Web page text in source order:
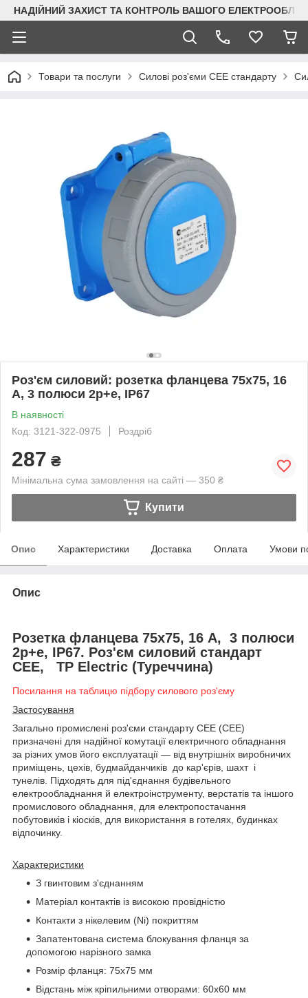
НАДІЙНИЙ ЗАХИСТ ТА КОНТРОЛЬ ВАШОГО
Товари та послуги Силові роз'єми CEE стандарту
Роз'єм силовий: розетка фланцева 75х75, 16
А, 3 полюси 2p+e, IP67
В наявності
Код: 3121-322-0975
Роздріб
287 ₴
Мінімальна сума замовлення на сайті — 350 ₴
Купити
Опис Характеристики Доставка Оплата Умови
Опис
Розетка фланцева 75х75, 16 А, 3 полюси
2p+e, IP67. Роз'єм силовий стандарт
CEE, TP Electric (Туреччина)
Посилання на таблицю підбору силового роз'єму
Застосування
Загально промислені роз'єми стандарту СЕЕ (CEE)
призначені для надійної комутації електричного обладнання
за різних умов його експлуатації — від внутрішніх виробничих
приміщень, цехів, будмайданчиків до кар'єрів, шахт і
тунелів. Підходять для під'єднання будівельного
електрообладнання й електроінструменту, верстатів та іншого
промислового обладнання, для електропостачання
побутовиків і кіосків, для використання в готелях, будинках
відпочинку.
Характеристики
З гвинтовим з'єднанням
Матеріал контактів із високою провідністю
Контакти з нікелевим (Ni) покриттям
Запатентована система блокування фланця за
допомогою нарізного замка
Розмір фланця: 75x75 мм
Відстань між кріпильними отворами: 60x60 мм